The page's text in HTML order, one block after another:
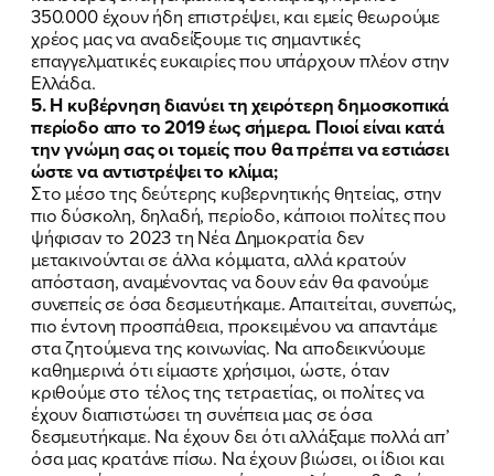
350.000 έχουν ήδη επιστρέψει, και εμείς θεωρούμε
χρέος μας να αναδείξουμε τις σημαντικές
επαγγελματικές ευκαιρίες που υπάρχουν πλέον στην
Ελλάδα.
5. Η κυβέρνηση διανύει τη χειρότερη δημοσκοπικά
περίοδο απο το 2019 έως σήμερα. Ποιοί είναι κατά
την γνώμη σας οι τομείς που θα πρέπει να εστιάσει
ώστε να αντιστρέψει το κλίμα;
Στο μέσο της δεύτερης κυβερνητικής θητείας, στην
πιο δύσκολη, δηλαδή, περίοδο, κάποιοι πολίτες που
ψήφισαν το 2023 τη Νέα Δημοκρατία δεν
μετακινούνται σε άλλα κόμματα, αλλά κρατούν
απόσταση, αναμένοντας να δουν εάν θα φανούμε
συνεπείς σε όσα δεσμευτήκαμε. Απαιτείται, συνεπώς,
πιο έντονη προσπάθεια, προκειμένου να απαντάμε
στα ζητούμενα της κοινωνίας. Να αποδεικνύουμε
καθημερινά ότι είμαστε χρήσιμοι, ώστε, όταν
κριθούμε στο τέλος της τετραετίας, οι πολίτες να
έχουν διαπιστώσει τη συνέπεια μας σε όσα
δεσμευτήκαμε. Να έχουν δει ότι αλλάξαμε πολλά απ’
όσα μας κρατάνε πίσω. Να έχουν βιώσει, οι ίδιοι και